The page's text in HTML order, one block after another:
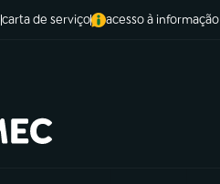
carta de serviço acesso à informação